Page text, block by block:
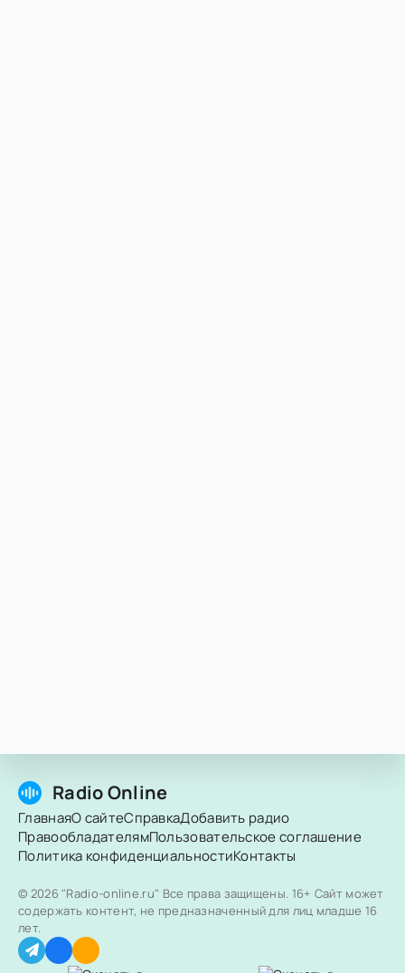
Radio Online
ГлавнаяО сайтеСправкаДобавить радио
ПравообладателямПользовательское соглашение
Политика конфиденциальностиКонтакты
© 2026 "Radio-online.ru" Все права защищены. 16+ Сайт может
содержать контент, не предназначенный для лиц младше 16
лет.